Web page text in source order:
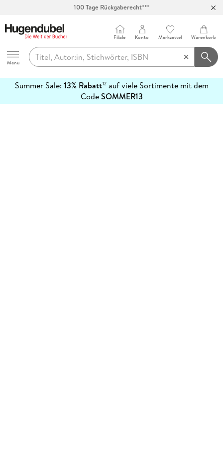
100 Tage Rückgaberecht***
Hugendubel
Menu
Filiale Konto Merkzettel Warenkorb
Summer Sale: 13% Rabatt12auf viele Sortimente mit dem
CodeSOMMER13
erfahren